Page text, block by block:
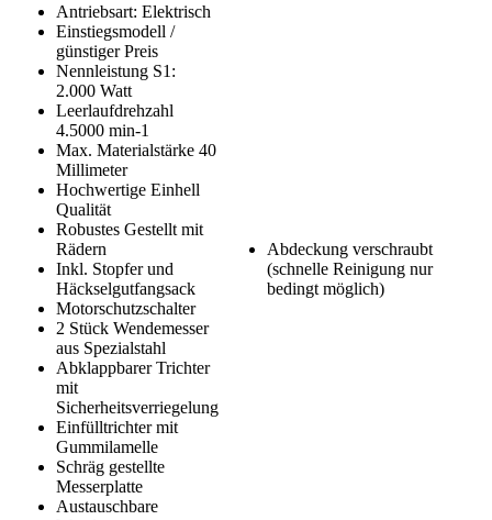
Antriebsart: Elektrisch
Einstiegsmodell /
günstiger Preis
Nennleistung S1:
2.000 Watt
Leerlaufdrehzahl
4.5000 min-1
Max. Materialstärke 40
Millimeter
Hochwertige Einhell
Qualität
Robustes Gestellt mit
Rädern
Inkl. Stopfer und
Häckselgutfangsack
Motorschutzschalter
2 Stück Wendemesser
aus Spezialstahl
Abklappbarer Trichter
mit
Sicherheitsverriegelung
Einfülltrichter mit
Gummilamelle
Schräg gestellte
Messerplatte
Austauschbare
Abdeckung verschraubt
(schnelle Reinigung nur
bedingt möglich)